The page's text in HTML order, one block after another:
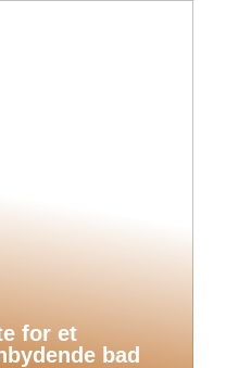
for et
bad